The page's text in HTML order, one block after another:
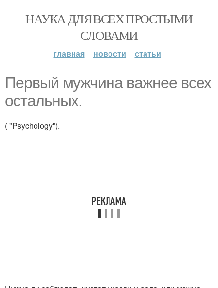
НАУКА ДЛЯ ВСЕХ ПРОСТЫМИ
СЛОВАМИ
главная новости статьи
Первый мужчина важнее всех
остальных.
( "Psychology").